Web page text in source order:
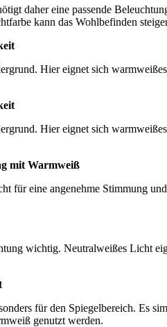
daher eine passende
kann das Wohlbefinden
Hier eignet sich
Hier eignet sich
mit Warmweiß
für eine angenehme Stimmung
wichtig. Neutralweißes Licht
für den Spiegelbereich. Es
genutzt werden.